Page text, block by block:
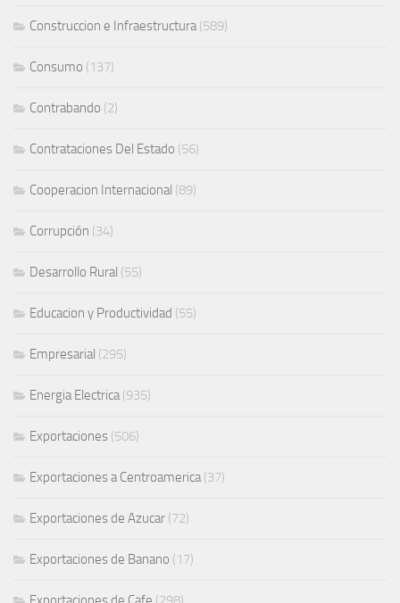
Construccion e Infraestructura(589)
Consumo (137)
Contrabando (2)
Contrataciones Del Estado (56)
Cooperacion Internacional (89)
Corrupción (34)
Desarrollo Rural (55)
Educacion y Productividad (55)
Empresarial (295)
Energia Electrica(935)
Exportaciones (506)
Exportaciones a Centroamerica(37)
Exportaciones de Azucar (72)
Exportaciones de Banano (17)